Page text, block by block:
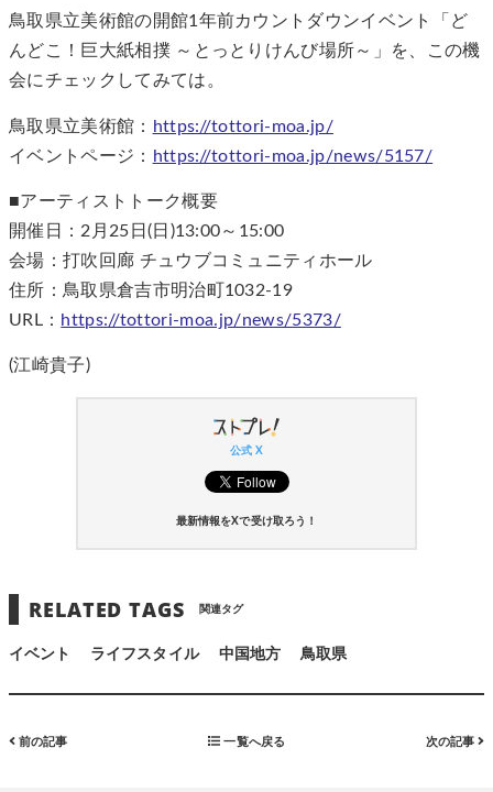
鳥取県立美術館の開館1年前カウントダウンイベント「ど
んどこ！巨大紙相撲 ～とっとりけんび場所～」を、この機
会にチェックしてみては。
鳥取県立美術館： https://tottori-moa.jp/
イベントページ： https://tottori-moa.jp/news/5157/
■アーティストトーク概要
開催日：2月25日(日)13:00～15:00
会場：打吹回廊 チュウブコミュニティホール
住所：鳥取県倉吉市明治町1032-19
URL： https://tottori-moa.jp/news/5373/
(江崎貴子)
公式 X
最新情報をXで受け取ろう！
RELATED TAGS 関連タグ
イベント ライフスタイル 中国地方 鳥取県
前の記事 一覧へ戻る 次の記事